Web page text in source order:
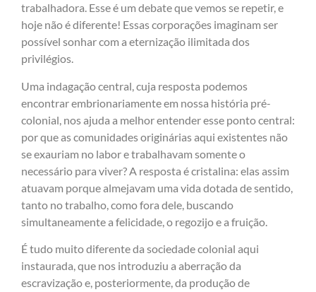
trabalhadora. Esse é um debate que vemos se repetir, e
hoje não é diferente! Essas corporações imaginam ser
possível sonhar com a eternização ilimitada dos
privilégios.
Uma indagação central, cuja resposta podemos
encontrar embrionariamente em nossa história pré-
colonial, nos ajuda a melhor entender esse ponto central:
por que as comunidades originárias aqui existentes não
se exauriam no labor e trabalhavam somente o
necessário para viver? A resposta é cristalina: elas assim
atuavam porque almejavam uma vida dotada de sentido,
tanto no trabalho, como fora dele, buscando
simultaneamente a felicidade, o regozijo e a fruição.
É tudo muito diferente da sociedade colonial aqui
instaurada, que nos introduziu a aberração da
escravização e, posteriormente, da produção de